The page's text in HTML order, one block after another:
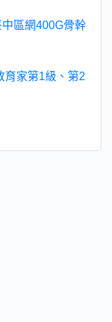
區網400G骨幹
育家第1級、第2